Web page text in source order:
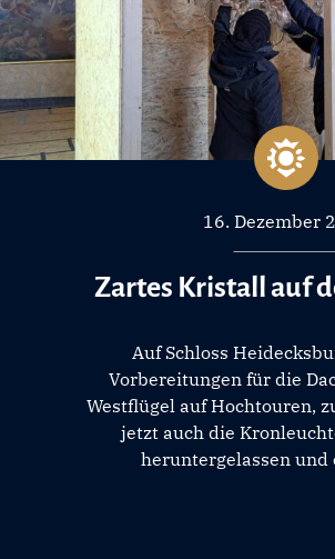
16. Dezember
Zartes Kristall auf
Auf Schloss
Vorbereitungen für die
Westflügel auf Hochtouren,
jetzt auch die
heruntergelassen und